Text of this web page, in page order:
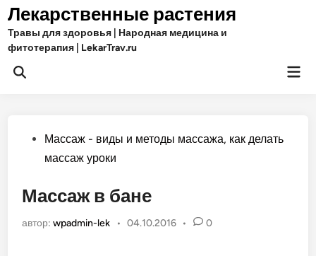
Перейти
содержимому
Лекарственные растения
Травы для здоровья | Народная медицина и
фитотерапия | LekarTrav.ru
Открыть
Опубликовано
Массаж - виды и методы массажа, как делать
массаж уроки
Массаж в бане
автор:wpadmin-lek • 04.10.2016 • 0